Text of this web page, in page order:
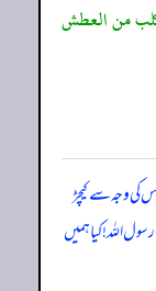
من العطش
کی وجہ سے کیچڑ
اللہ! کیا ہمیں